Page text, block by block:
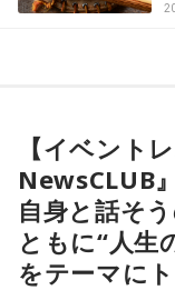
【イベント
NewsCLUB
自身と話そ
ともに“人生
をテーマに